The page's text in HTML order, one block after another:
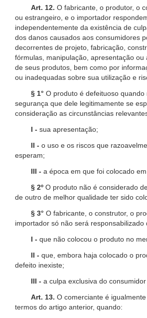
Art. 12. O fabricante, o produtor, o
ou estrangeiro, e o importador
independentemente da existência de
dos danos causados aos consumidores
decorrentes de projeto, fabricação,
fórmulas, manipulação, apresentação ou
de seus produtos, bem como por
ou inadequadas sobre sua utilização e
§ 1° O produto é defeituoso quando
segurança que dele legitimamente se
consideração as circunstâncias
I - sua apresentação;
II - o uso e os riscos que
esperam;
III - a época em que foi colocado em
§ 2º O produto não é considerado
de outro de melhor qualidade ter sido
§ 3° O fabricante, o construtor, o
importador só não será responsabilizado
I - que não colocou o produto no
II - que, embora haja colocado o
defeito inexiste;
III - a culpa exclusiva do
Art. 13. O comerciante é
termos do artigo anterior, quando: